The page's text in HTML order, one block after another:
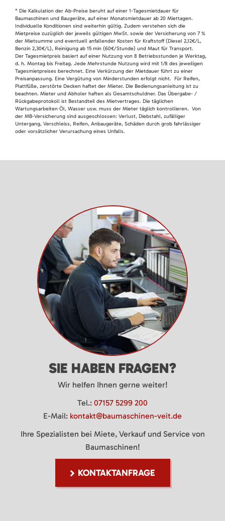
* Die Kalkulation der Ab-Preise beruht auf einer 1-Tagesmietdauer für
Baumaschinen und Baugeräte, auf einer Monatsmietdauer ab 20 Miettagen.
Individuelle Konditionen sind weiterhin gültig. Zudem verstehen sich die
Mietpreise zuzüglich der jeweils gültigen MwSt. sowie der Versicherung von 7 %
der Mietsumme und eventuell anfallender Kosten für Kraftstoff (Diesel 2,12€/L,
Benzin 2,30€/L), Reinigung ab 15 min (60€/Stunde) und Maut für Transport.
Der Tagesmietpreis basiert auf einer Nutzung von 8 Betriebsstunden je Werktag,
d. h. Montag bis Freitag. Jede Mehrstunde Nutzung wird mit 1/8 des jeweiligen
Tagesmietpreises berechnet. Eine Verkürzung der Mietdauer führt zu einer
Preisanpassung. Eine Vergütung von Minderstunden erfolgt nicht. Für Reifen,
Plattfüße, zerstörte Decken haftet der Mieter. Die Bedienungsanleitung ist zu
beachten. Mieter und Abholer haften als Gesamtschuldner. Das Übergabe- /
Rückgabeprotokoll ist Bestandteil des Mietvertrages. Die täglichen
Wartungsarbeiten Öl, Wasser usw. muss der Mieter täglich kontrollieren. Von
der MB-Versicherung sind ausgeschlossen: Verlust, Diebstahl, zufälliger
Untergang, Verschleiss, Reifen, Anbaugeräte, Schäden durch grob fahrlässiger
oder vorsätzlicher Verursachung eines Unfalls.
SIE HABEN FRAGEN?
Wir helfen Ihnen gerne weiter!
Tel.: 07157 5299 200
E-Mail: kontakt@baumaschinen-veit.de
Ihre Spezialisten bei Miete, Verkauf und Service von
Baumaschinen!
KONTAKTANFRAGE